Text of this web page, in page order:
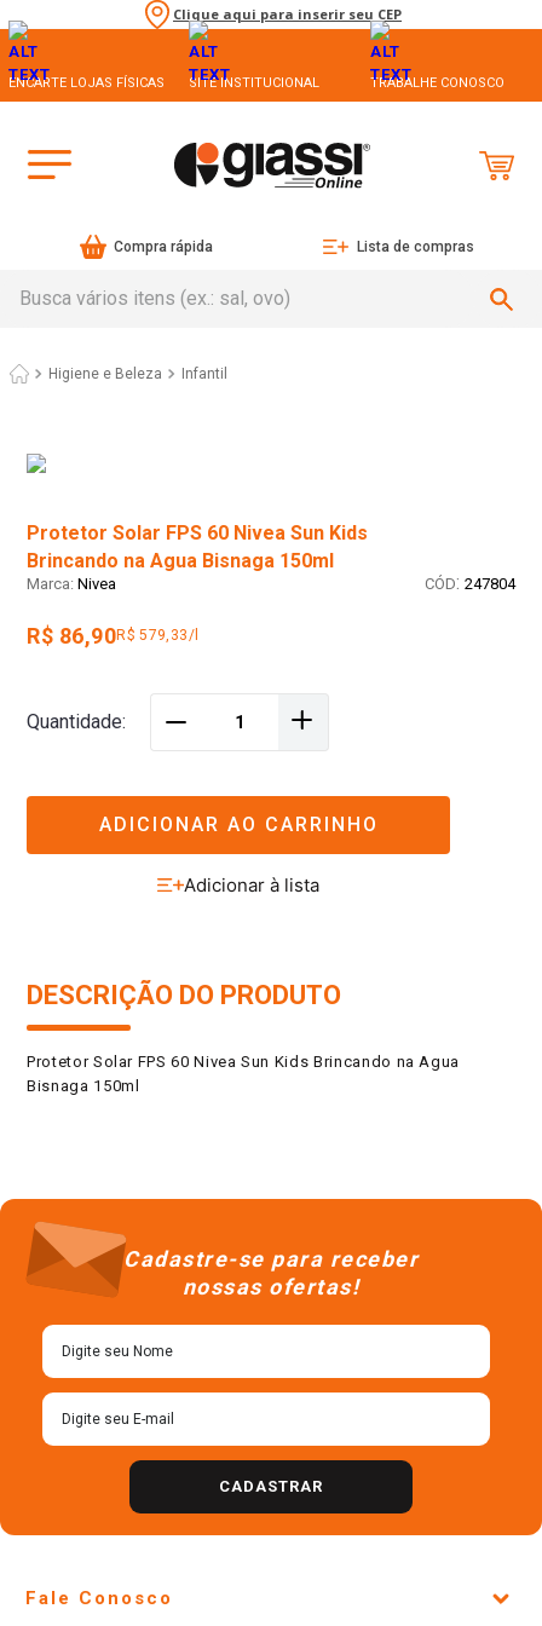
Clique aqui para inserir seu CEP
ENCARTE LOJAS FÍSICAS SITE INSTITUCIONAL TRABALHE CONOSCO
Compra rápida Lista de compras
Higiene e Beleza Infantil
Protetor Solar FPS 60 Nivea Sun Kids
Brincando na Agua Bisnaga 150ml
Nivea : 247804
R$ 86,90R$ 579,33/l
Quantidade ＋
ADICIONAR AO CARRINHO
DESCRIÇÃO DO PRODUTO
Protetor Solar FPS 60 Nivea Sun Kids Brincando na Agua
Bisnaga 150ml
Cadastre-se para receber
nossas ofertas!
CADASTRAR
Fale Conosco